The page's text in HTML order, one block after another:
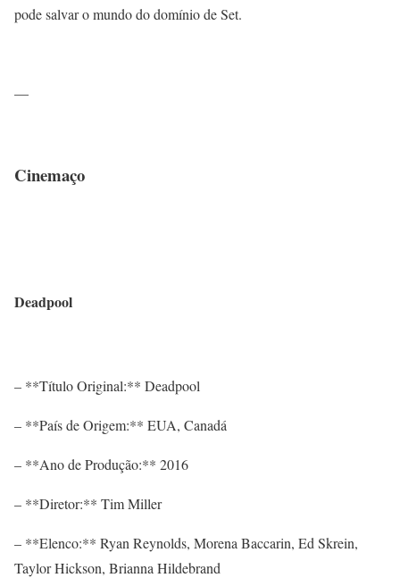
pode salvar o mundo do domínio de Set.
—
Cinemaço
Deadpool
– **Título Original:** Deadpool
– **País de Origem:** EUA, Canadá
– **Ano de Produção:** 2016
– **Diretor:** Tim Miller
– **Elenco:** Ryan Reynolds, Morena Baccarin, Ed Skrein,
Taylor Hickson, Brianna Hildebrand